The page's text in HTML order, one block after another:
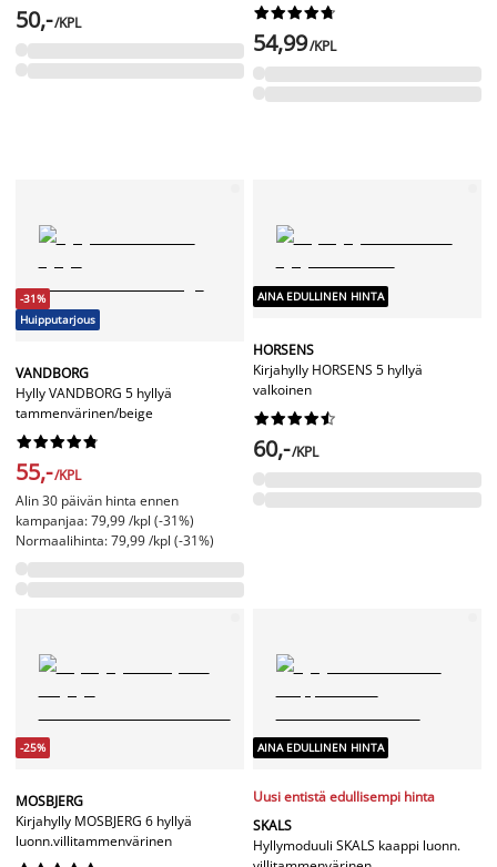
50,-/KPL






54,99/KPL
-31%
Huipputarjous
VANDBORG
Hylly VANDBORG 5 hyllyä
tammenvärinen/beige






55,-/KPL
Alin 30 päivän hinta ennen
kampanjaa: 79,99 /kpl (-31%)
Normaalihinta: 79,99 /kpl (-31%)
AINA EDULLINEN HINTA
HORSENS
Kirjahylly HORSENS 5 hyllyä
valkoinen






60,-/KPL
-25%
MOSBJERG
Kirjahylly MOSBJERG 6 hyllyä
luonn.villitammenvärinen
AINA EDULLINEN HINTA
Uusi entistä edullisempi hinta
SKALS
Hyllymoduuli SKALS kaappi luonn.